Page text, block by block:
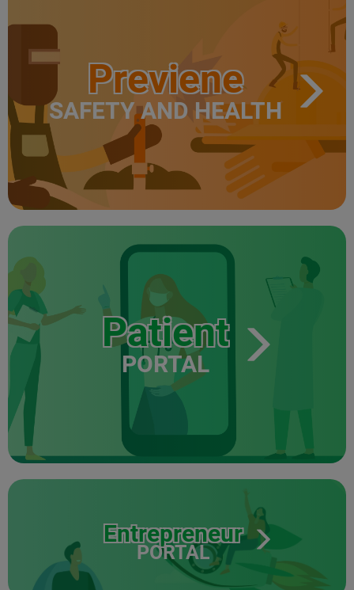
Previene
SAFETY AND HEALTH
Patient
PORTAL
Entrepreneur
PORTAL